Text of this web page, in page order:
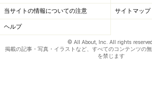
当サイトの情報についての注意 サイトマップ
ヘルプ
© All About, Inc. All rights
掲載の記事・写真・イラストなど、すべてのコンテンツの
を禁じます